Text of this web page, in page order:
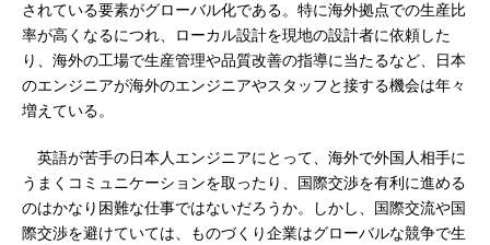
されている要素がグローバル化である。特に海外拠点での生産比
率が高くなるにつれ、ローカル設計を現地の設計者に依頼した
り、海外の工場で生産管理や品質改善の指導に当たるなど、日本
のエンジニアが海外のエンジニアやスタッフと接する機会は年々
増えている。
英語が苦手の日本人エンジニアにとって、海外で外国人相手に
うまくコミュニケーションを取ったり、国際交渉を有利に進める
のはかなり困難な仕事ではないだろうか。しかし、国際交流や国
際交渉を避けていては、ものづくり企業はグローバルな競争で生